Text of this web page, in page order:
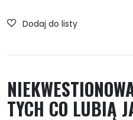
TYCH CO LUBIĄ